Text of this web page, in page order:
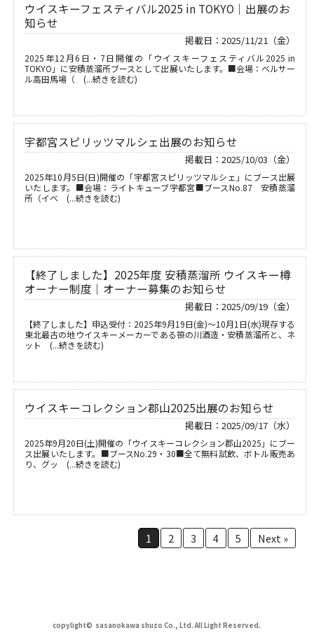
ウイスキーフェスティバル2025 in TOKYO｜出展のお
知らせ
掲載日：2025/11/21（金）
2025年12月6日・7日開催の「ウイスキーフェスティバル2025 in
TOKYO」に安積蒸溜所ブースとして出展いたします。■会場：ベルサー
ル高田馬場（ (...続きを読む)
宇都宮スピリッツマルシェ出展のお知らせ
掲載日：2025/10/03（金）
2025年10月5日(日)開催の「宇都宮スピリッツマルシェ」にブース出展
いたします。■会場：ライトキューブ宇都宮■ブースNo.87 安積蒸溜
所（イベ (...続きを読む)
【終了しました】2025年度 安積蒸溜所 ウイスキー樽
オーナー制度｜オーナー募集のお知らせ
掲載日：2025/09/19（金）
【終了しました】申込受付：2025年9月19日(金)～10月1日(水)現存する
東北最古の地ウイスキーメーカーである笹の川酒造・安積蒸溜所と、ネ
ット (...続きを読む)
ウイスキーコレクション郡山2025出展のお知らせ
掲載日：2025/09/17（水）
2025年9月20日(土)開催の「ウイスキーコレクション郡山2025」にブー
ス出展いたします。■ブースNo.29・30■全て無料試飲、ボトル販売あ
り、グッ (...続きを読む)
1 2 3 4 5 Next »
copylight© sasanokawa shuzo Co., Ltd. All Light Reserved.